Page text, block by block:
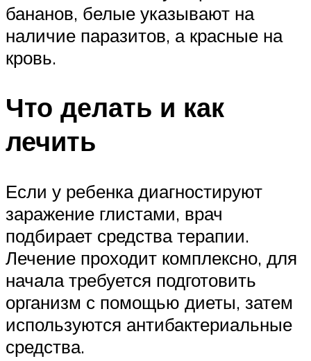
бананов, белые указывают на
наличие паразитов, а красные на
кровь.
Что делать и как
лечить
Если у ребенка диагностируют
заражение глистами, врач
подбирает средства терапии.
Лечение проходит комплексно, для
начала требуется подготовить
организм с помощью диеты, затем
используются антибактериальные
средства.